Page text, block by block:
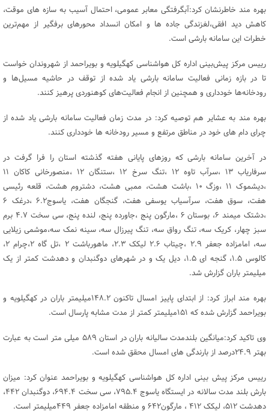
بهره مند خاطرنشان کرد:آبگرفتگی معابر عمومی، احتمال آسیب به سازه های موقت،
کاهش دید افقی،لغزندگی جاده ها و امکان انسداد محورهای برفگیر از مهم‌ترین
خطرات این سامانه بارشی است.
رییس مرکز پیش‌بینی اداره کل هواشناسی کهگیلویه و بویراحمد از شهروندان خواست
تا در بازه زمانی فعالیت سامانه بارشی یاد شده از توقف در حاشیه مسیل‌ها و
رودخانه‌ها خودداری و همچنین از انجام فعالیت‌های کوهنوردی پرهیز کنند.
بهره مند به عشایر هم توصیه کرد: در مدت زمان فعالیت سامانه بارشی یاد شده از
چرای دام های خود در مناطق مرتفع و مسیر رودخانه ها خودداری کنند.
در آخرین سامانه بارشی که روزهای پایانی هفته گذشته استان را فرا گرفت در
سرفاریاب ۱۳ ،سرآب تاوه ۱۲ ،تنگ سرخ ۱۲ ،ستنگان ۱۲ ،منصورخانی کاکان ۱۱
،دیشموک ۱۱ ،وزگ ۱۰ ،باشت هشت، ممبی هشت، دشتروم هشت، قلعه رئیسی
هفت، سوق هفت، سرآسیاب یوسفی هفت، گنجگان هفت، یاسوج۶.۲ ،درغک ۶
،دشتک میمند ۶، بوستان ۶ ،مارگون پنج ،جاورده پنج، لنده پنج، سی سخت ۴.۷ برم
سبز چهار، کریک سه، تنگ رواق سه، تنگ پیرزال سه، سینه نمک سه،موشمی زیلایی
سه، امامزاده جعفر ۲.۹ ،چیتاب ۲.۶ لیکک ۲.۳، ماهورباشت ۲ ،تل گاه ۲،چرام ۲،
کالوس ۱.۵، گنجه ای ۱.۵، دیل یک و در شهرهای دوگنبدان و دهدشت کمتر از یک
میلیمتر باران گزارش شد.
بهره مند ابراز کرد: از ابتدای پاییز امسال تاکنون ۱۴۸.۲میلیمتر باران در کهگیلویه و
بویراحمد گزارش شده که ۱۵۱میلیمتر کمتر از مدت مشابه پارسال است.
وی تاکید کرد:میانگین بلندمدت سالیانه باران در استان ۵۸۹ میلی متر است به عبارت
بهتر ۲۴.۹درصد از بارندگی های امسال محقق شده است.
رییس مرکز پیش بینی اداره کل هواشناسی کهگیلویه و بویراحمد عنوان کرد: میزان
بارش بلند مدت سالانه در ایستگاه یاسوج ۷۹۵.۴، سی سخت ۶۹۴.۴، دوگنبدان ۴۴۲،
دهدشت ۵۱۲، لیکک ۴۱۲ ، مارگون۶۴۲ و منطقه امامزاده جعفر ۴۴۹میلیمتر است.